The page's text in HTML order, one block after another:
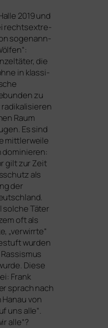
2019 und
rechts­extre­
soge­nann­
die
in klas­si­
zu
Raum
Es sind
mitt­ler­wei­le
domi­nie­ren:
gilt zur Zeit
als
der
sol­che Täter
oft als
„ver­wirr­te“
wur­den
Diese
Frank
sprach nach
von
uns alle“.
alle“?